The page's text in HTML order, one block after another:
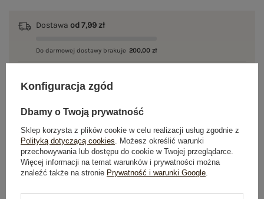
Dostawa od 7,99 zł
Do darmowej dostawy brakuje 200,00 zł
OPIS PRODUKTU
GŁÓWNE PARAMETRY
Konfiguracja zgód
Dbamy o Twoją prywatność
Sklep korzysta z plików cookie w celu realizacji usług zgodnie z
Polityką dotyczącą cookies. Możesz określić warunki
przechowywania lub dostępu do cookie w Twojej przeglądarce.
Więcej informacji na temat warunków i prywatności można
znaleźć także na stronie Prywatność i warunki Google.